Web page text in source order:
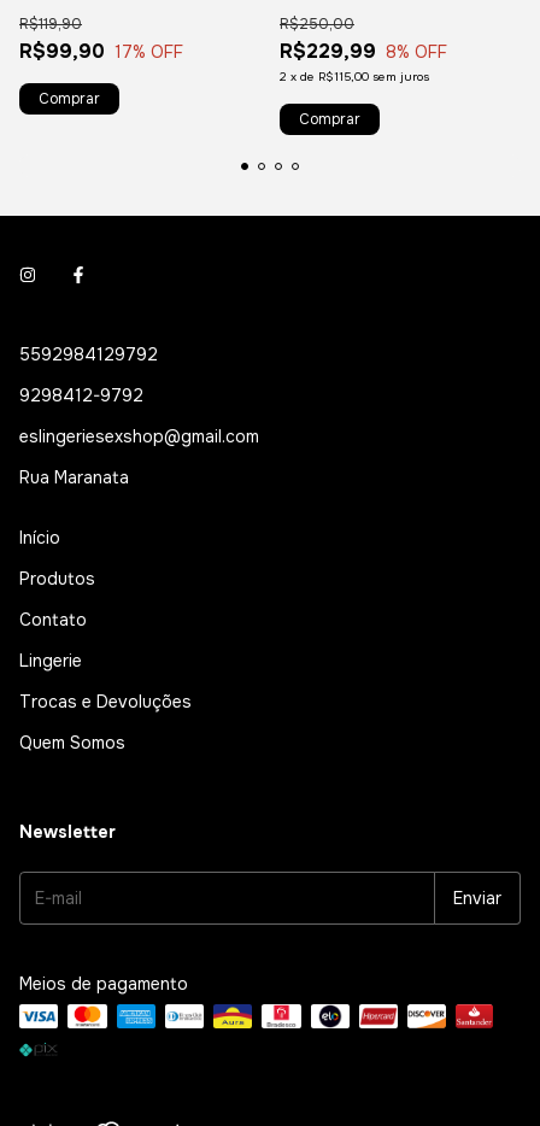
R$99,90
R$119,90
17% OFF R$229,99
R$250,00
8% OFF
2 x de R$115,00 sem juros
5592984129792
9298412-9792
eslingeriesexshop@gmail.com
Rua Maranata
Início
Produtos
Contato
Lingerie
Trocas e Devoluções
Quem Somos
Newsletter
Meios de pagamento